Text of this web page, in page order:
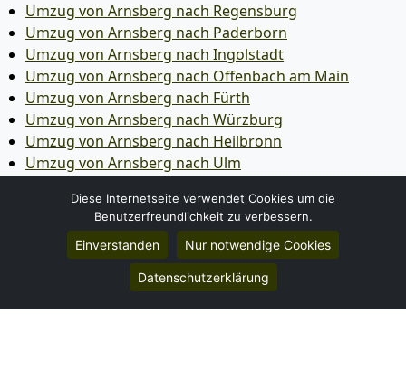
Umzug von Arnsberg nach Regensburg
Umzug von Arnsberg nach Paderborn
Umzug von Arnsberg nach Ingolstadt
Umzug von Arnsberg nach Offenbach am Main
Umzug von Arnsberg nach Fürth
Umzug von Arnsberg nach Würzburg
Umzug von Arnsberg nach Heilbronn
Umzug von Arnsberg nach Ulm
Umzug von Arnsberg nach Wolfsburg
Umzug von Arnsberg nach Bottrop
Umzug von Arnsberg nach Göttingen
Umzug von Arnsberg nach Reutlingen
Umzug von Arnsberg nach Bremer­haven
Umzug von Arnsberg nach Koblenz
Diese Internetseite verwendet Cookies um die
Benutzerfreundlichkeit zu verbessern.
Einverstanden Nur notwendige Cookies
Datenschutzerklärung